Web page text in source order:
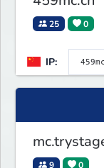
25 0
IP:
9 0